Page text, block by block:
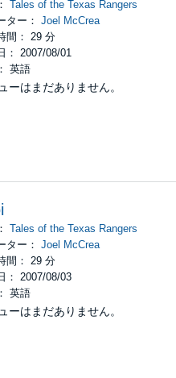
Tales of the Texas Rangers
ター：Joel McCrea
間： 29 分
： 2007/08/01
英語
ーはまだありません。
Tales of the Texas Rangers
ター：Joel McCrea
間： 29 分
： 2007/08/03
英語
ーはまだありません。